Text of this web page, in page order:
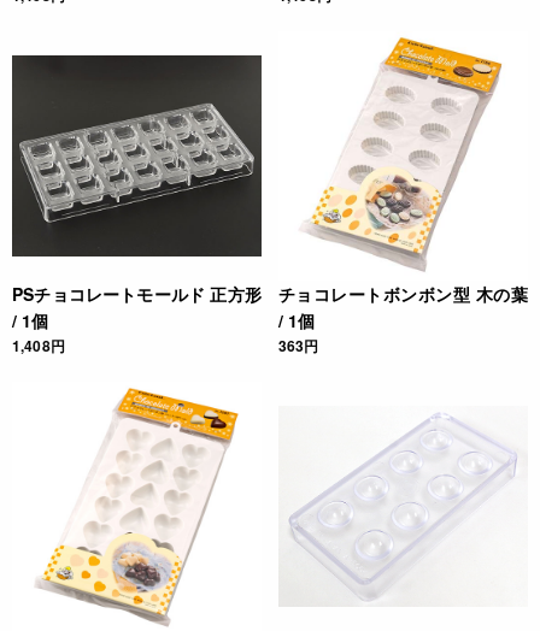
PSチョコレートモールド 正方形
/ 1個
1,408円
チョコレートボンボン型 木の葉
/ 1個
363円